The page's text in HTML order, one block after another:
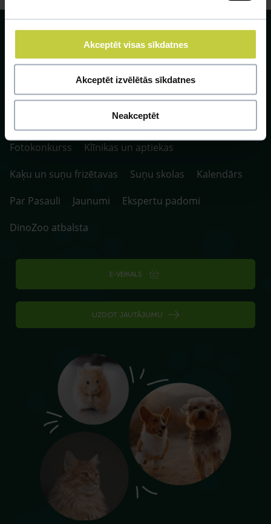
Akceptēt visas sīkdatnes
Akceptēt izvēlētās sīkdatnes
Neakceptēt
SIA ZOO Centrs, LV40003622166,
Vienības gatve 109, Rīga, Latvija, LV-1058.
P. 10:00-20:00 / S.SV. 10:00-16:00
Fotokonkurss
Klīnikas un aptiekas
Kaķu un suņu frizētavas
Suņu skolas
Kalendārs
Par Pasauli
Jaunumi
Ekspertu padomi
DinoZoo atbalsta
E-VEIKALS
UZDOT JAUTĀJUMU